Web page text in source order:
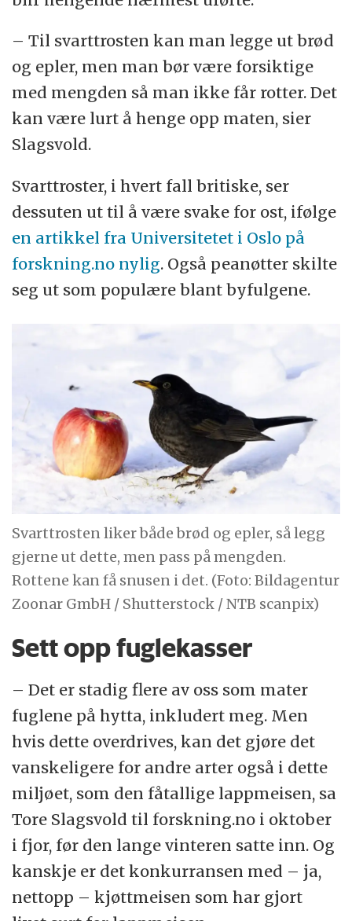
– Til svarttrosten kan man legge ut brød
og epler, men man bør være forsiktige
med mengden så man ikke får rotter. Det
kan være lurt å henge opp maten, sier
Slagsvold.
Svarttroster, i hvert fall britiske, ser
dessuten ut til å være svake for ost, ifølge
en artikkel fra Universitetet i Oslo på
forskning.no nylig. Også peanøtter skilte
seg ut som populære blant byfulgene.
Svarttrosten liker både brød og epler, så legg
gjerne ut dette, men pass på mengden.
Rottene kan få snusen i det. (Foto: Bildagentur
Zoonar GmbH / Shutterstock / NTB scanpix)
Sett opp fuglekasser
– Det er stadig flere av oss som mater
fuglene på hytta, inkludert meg. Men
hvis dette overdrives, kan det gjøre det
vanskeligere for andre arter også i dette
miljøet, som den fåtallige lappmeisen, sa
Tore Slagsvold til forskning.no i oktober
i fjor, før den lange vinteren satte inn. Og
kanskje er det konkurransen med – ja,
nettopp – kjøttmeisen som har gjort